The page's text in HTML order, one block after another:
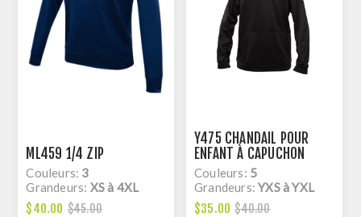
ML459 1/4 ZIP
Couleurs: 3
Grandeurs: XS à 4XL
$40.00 $45.00
Y475 CHANDAIL POUR
ENFANT À CAPUCHON
Couleurs: 5
Grandeurs:YXS à YXL
$35.00 $40.00